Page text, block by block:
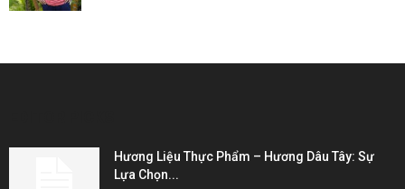
Hương Liệu Thực Phẩm – Hương Dâu Tây: Sự
Lựa Chọn...